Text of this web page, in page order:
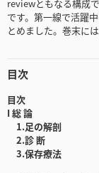
reviewともなる構成
です。第一線で活躍
とめました。巻末に
目次
目次
I 総 論
1.足の解剖
2.診 断
3.保存療法